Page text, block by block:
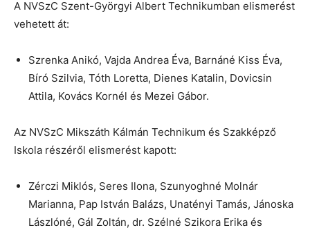
A NVSzC Szent-Györgyi Albert Technikumban elismerést
vehetett át:
Szrenka Anikó, Vajda Andrea Éva, Barnáné Kiss Éva,
Bíró Szilvia, Tóth Loretta, Dienes Katalin, Dovicsin
Attila, Kovács Kornél és Mezei Gábor.
Az NVSzC Mikszáth Kálmán Technikum és Szakképző
Iskola részéről elismerést kapott:
Zérczi Miklós, Seres Ilona, Szunyoghné Molnár
Marianna, Pap István Balázs, Unatényi Tamás, Jánoska
Lászlóné, Gál Zoltán, dr. Szélné Szikora Erika és